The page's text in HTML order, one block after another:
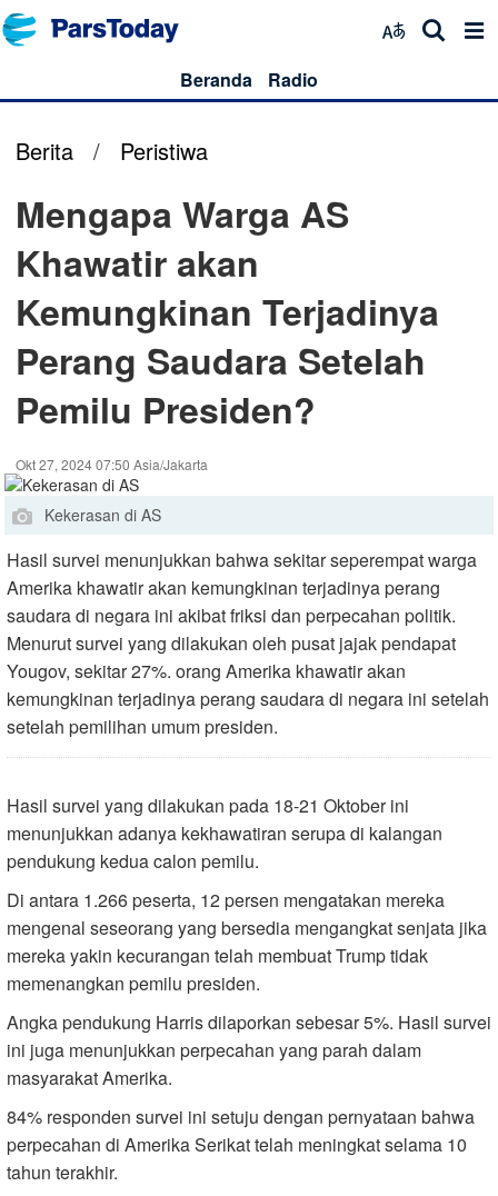
Beranda Radio
Berita / Peristiwa
Mengapa Warga AS
Khawatir akan
Kemungkinan Terjadinya
Perang Saudara Setelah
Pemilu Presiden?
Okt 27, 2024 07:50 Asia/Jakarta
Kekerasan di AS
Hasil survei menunjukkan bahwa sekitar seperempat warga
Amerika khawatir akan kemungkinan terjadinya perang
saudara di negara ini akibat friksi dan perpecahan politik.
Menurut survei yang dilakukan oleh pusat jajak pendapat
Yougov, sekitar 27%. orang Amerika khawatir akan
kemungkinan terjadinya perang saudara di negara ini setelah
setelah pemilihan umum presiden.
Hasil survei yang dilakukan pada 18-21 Oktober ini
menunjukkan adanya kekhawatiran serupa di kalangan
pendukung kedua calon pemilu.
Di antara 1.266 peserta, 12 persen mengatakan mereka
mengenal seseorang yang bersedia mengangkat senjata jika
mereka yakin kecurangan telah membuat Trump tidak
memenangkan pemilu presiden.
Angka pendukung Harris dilaporkan sebesar 5%. Hasil survei
ini juga menunjukkan perpecahan yang parah dalam
masyarakat Amerika.
84% responden survei ini setuju dengan pernyataan bahwa
perpecahan di Amerika Serikat telah meningkat selama 10
tahun terakhir.